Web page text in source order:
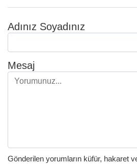
Adınız Soyadınız
Mesaj
Gönderilen yorumların küfür, hakaret